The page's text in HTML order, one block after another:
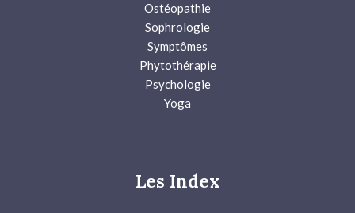
Ostéopathie
Sophrologie
Symptômes
Phytothérapie
Psychologie
Yoga
Les Index